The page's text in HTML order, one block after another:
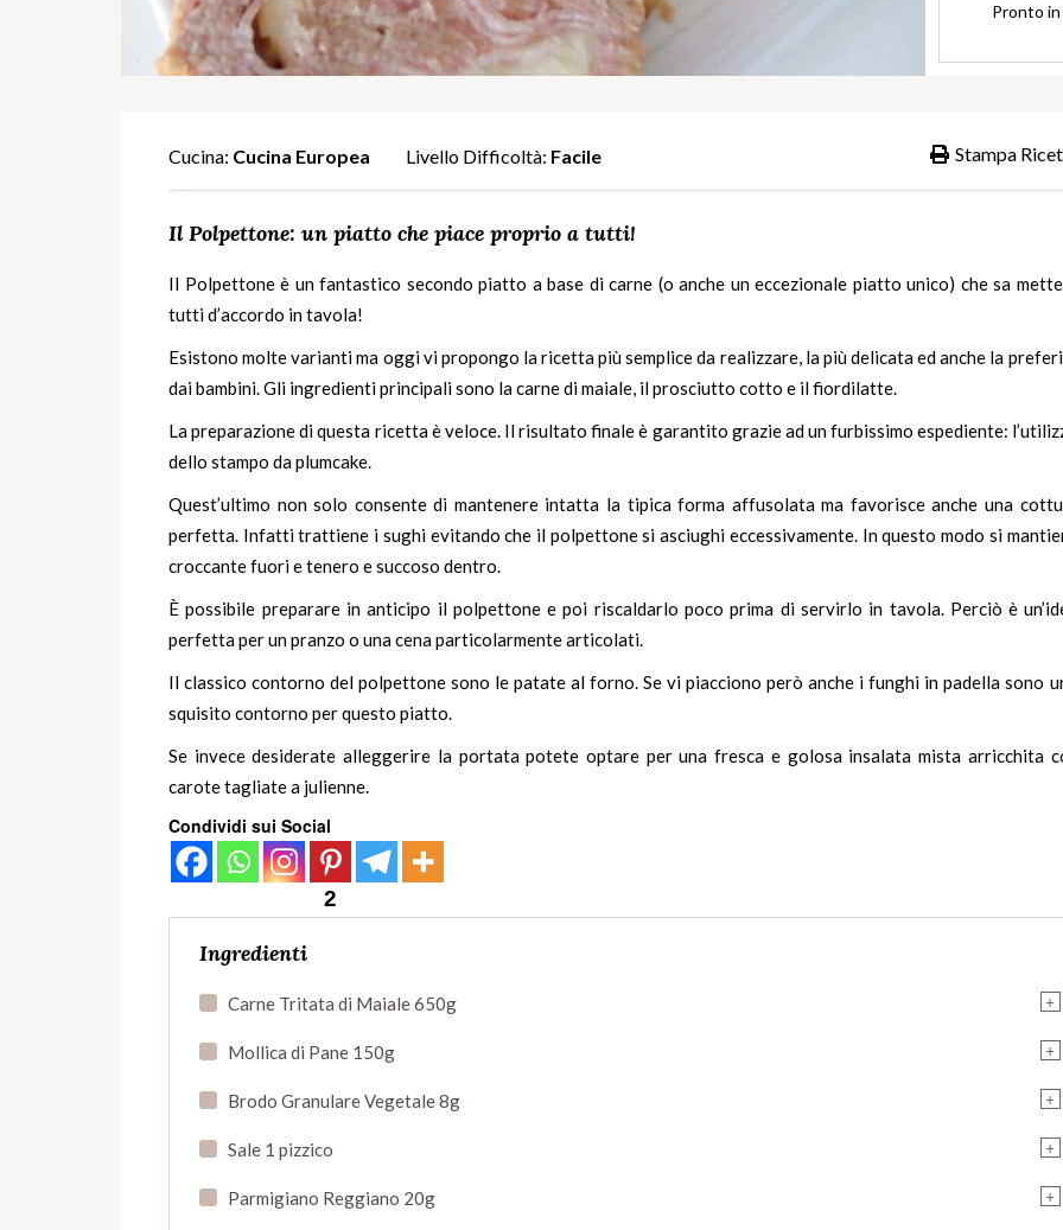
Pronto in
Stampa
Cucina: Cucina Europea Livello Difficoltà: Facile
Il Polpettone: un piatto che piace proprio a tutti!
Il Polpettone è un fantastico secondo piatto a base di carne (o anche un eccezionale piatto unico) che sa
tutti d’accordo in tavola!
Esistono molte varianti ma oggi vi propongo la ricetta più semplice da realizzare, la più delicata ed anche la
dai bambini. Gli ingredienti principali sono la carne di maiale, il prosciutto cotto e il fiordilatte.
La preparazione di questa ricetta è veloce. Il risultato finale è garantito grazie ad un furbissimo espediente:
dello stampo da plumcake.
Quest’ultimo non solo consente di mantenere intatta la tipica forma affusolata ma favorisce anche una
perfetta. Infatti trattiene i sughi evitando che il polpettone si asciughi eccessivamente. In questo modo si
croccante fuori e tenero e succoso dentro.
È possibile preparare in anticipo il polpettone e poi riscaldarlo poco prima di servirlo in tavola. Perciò è
perfetta per un pranzo o una cena particolarmente articolati.
Il classico contorno del polpettone sono le patate al forno. Se vi piacciono però anche ifunghi in padella sono
squisito contorno per questo piatto.
Se invece desiderate alleggerire la portata potete optare per una fresca e golosa insalata mista arricchita
carote tagliate a julienne.
Condividi sui Social
2
Ingredienti
+
Carne Tritata di Maiale 650g
+
Mollica di Pane 150g
+
Brodo Granulare Vegetale 8g
+
Sale 1 pizzico
+
Parmigiano Reggiano 20g